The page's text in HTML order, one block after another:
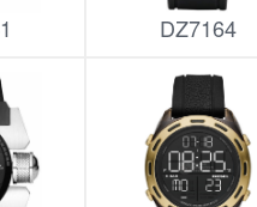
DZ7164